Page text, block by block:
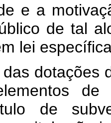
e a
de tal
lei
dotações
de
de